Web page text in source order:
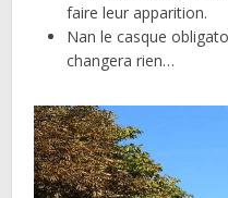
faire leur apparition.
Nan le casque
changera rien…